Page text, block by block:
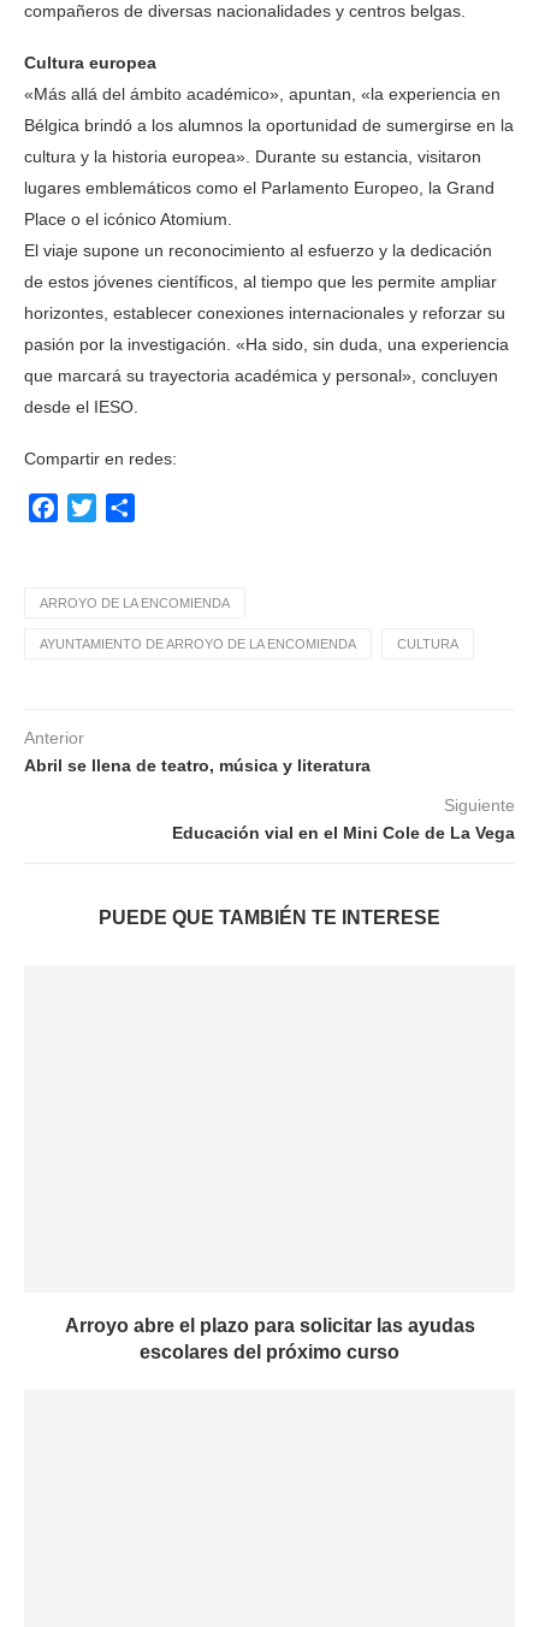
compañeros de diversas nacionalidades y centros belgas.
Cultura europea
«Más allá del ámbito académico», apuntan, «la experiencia en
Bélgica brindó a los alumnos la oportunidad de sumergirse en la
cultura y la historia europea». Durante su estancia, visitaron
lugares emblemáticos como el Parlamento Europeo, la Grand
Place o el icónico Atomium.
El viaje supone un reconocimiento al esfuerzo y la dedicación
de estos jóvenes científicos, al tiempo que les permite ampliar
horizontes, establecer conexiones internacionales y reforzar su
pasión por la investigación. «Ha sido, sin duda, una experiencia
que marcará su trayectoria académica y personal», concluyen
desde el IESO.
Compartir en redes:
Facebook
Twitter
ARROYO DE LA ENCOMIENDA
AYUNTAMIENTO DE ARROYO DE LA ENCOMIENDA CULTURA
Anterior
Abril se llena de teatro, música y literatura
Siguiente
Educación vial en el Mini Cole de La Vega
PUEDE QUE TAMBIÉN TE INTERESE
Arroyo abre el plazo para solicitar las ayudas
escolares del próximo curso